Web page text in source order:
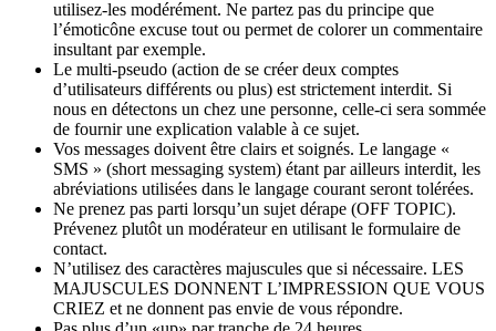
utilisez-les modérément. Ne partez pas du principe que
l’émoticône excuse tout ou permet de colorer un commentaire
insultant par exemple.
Le multi-pseudo (action de se créer deux comptes
d’utilisateurs différents ou plus) est strictement interdit. Si
nous en détectons un chez une personne, celle-ci sera sommée
de fournir une explication valable à ce sujet.
Vos messages doivent être clairs et soignés. Le langage «
SMS » (short messaging system) étant par ailleurs interdit, les
abréviations utilisées dans le langage courant seront tolérées.
Ne prenez pas parti lorsqu’un sujet dérape (OFF TOPIC).
Prévenez plutôt un modérateur en utilisant le formulaire de
contact.
N’utilisez des caractères majuscules que si nécessaire. LES
MAJUSCULES DONNENT L’IMPRESSION QUE VOUS
CRIEZ et ne donnent pas envie de vous répondre.